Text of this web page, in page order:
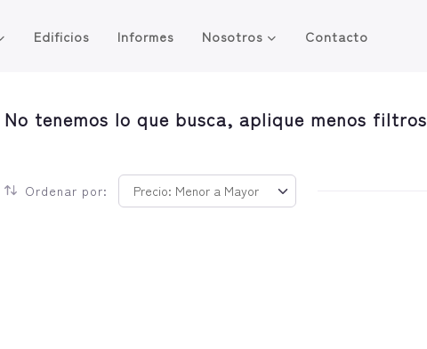
Edificios Informes Nosotros Contacto
No tenemos lo que busca, aplique menos filtros
Ordenar por: